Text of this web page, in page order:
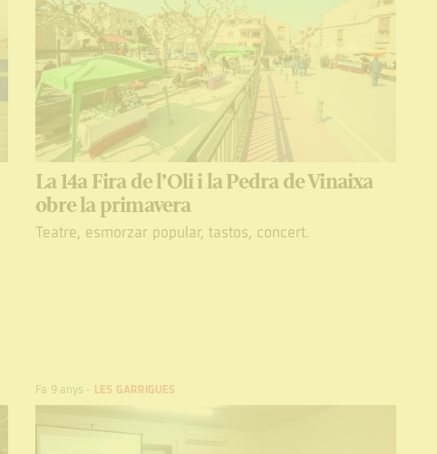
La 14a Fira de l’Oli i la Pedra de Vinaixa
obre la primavera
Teatre, esmorzar popular, tastos, concert.
Fa 9 anys - LES GARRIGUES